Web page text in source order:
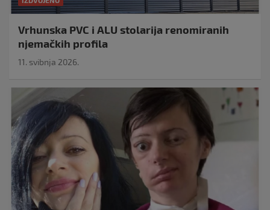
Vrhunska PVC i ALU stolarija renomiranih
njemačkih profila
11. svibnja 2026.